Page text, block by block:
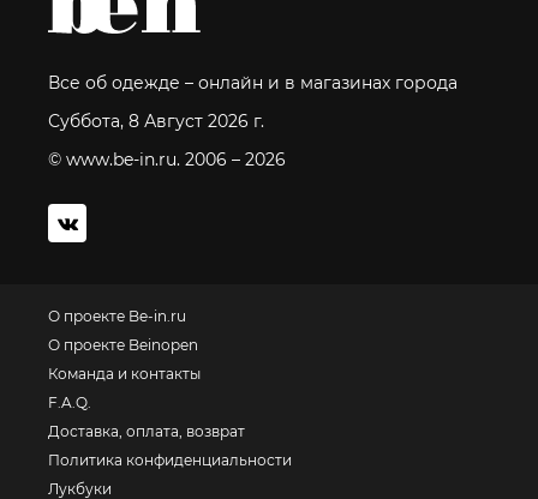
Все об одежде – онлайн и в магазинах города
Суббота, 8 Август 2026 г.
© www.be-in.ru. 2006 – 2026
О проекте Be-in.ru
О проекте Beinopen
Команда и контакты
F.A.Q.
Доставка, оплата, возврат
Политика конфиденциальности
Лукбуки